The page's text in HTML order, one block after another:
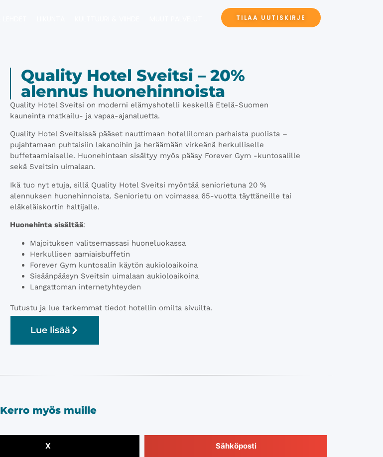
TILAA UUTISKIRJE
Quality Hotel Sveitsi – 20%
alennus huonehinnoista
Quality Hotel Sveitsi on moderni elämyshotelli keskellä Etelä-Suomen
kauneinta matkailu- ja vapaa-ajanaluetta.
Quality Hotel Sveitsissä pääset nauttimaan hotelliloman parhaista puolista –
pujahtamaan puhtaisiin lakanoihin ja heräämään virkeänä herkulliselle
buffetaamiaiselle. Huonehintaan sisältyy myös pääsy Forever Gym -kuntosalille
sekä Sveitsin uimalaan.
Ikä tuo nyt etuja, sillä Quality Hotel Sveitsi myöntää seniorietuna 20 %
alennuksen huonehinnoista. Seniorietu on voimassa 65-vuotta täyttäneille tai
eläkeläiskortin haltijalle.
Huonehinta sisältää:
Majoituksen valitsemassasi huoneluokassa
Herkullisen aamiaisbuffetin
Forever Gym kuntosalin käytön aukioloaikoina
Sisäänpääsyn Sveitsin uimalaan aukioloaikoina
Langattoman internetyhteyden
Tutustu ja lue tarkemmat tiedot hotellin omilta sivuilta.
Lue lisää
Kerro myös muille
X Sähköposti